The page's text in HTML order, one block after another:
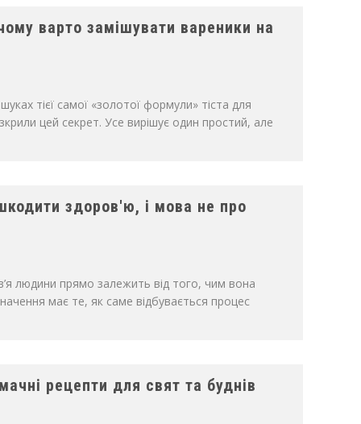
варто замішувати вареники на
тієї самої «золотої формули» тіста для
цей секрет. Усе вирішує один простий, але
здоров'ю, і мова не про
людини прямо залежить від того, чим вона
має те, як саме відбувається процес
рецепти для свят та буднів